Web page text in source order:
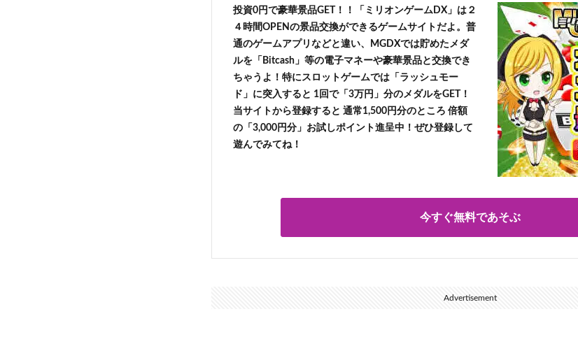
投資0円で豪華景品GET！！「ミリオンゲームDX」は２
４時間OPENの景品交換ができるゲームサイトだよ。普
通のゲームアプリなどと違い、MGDXでは貯めたメダ
ルを「Bitcash」等の電子マネーや豪華景品と交換でき
ちゃうよ！特にスロットゲームでは「ラッシュモー
ド」に突入すると 1回で「3万円」分のメダルをGET！
当サイトから登録すると 通常1,500円分のところ 倍額
の「3,000円分」お試しポイント進呈中！ぜひ登録して
遊んでみてね！
今すぐ無料であそぶ
Advertisement